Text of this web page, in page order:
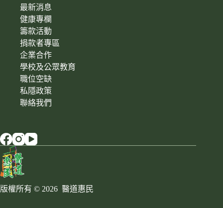
最新消息
健康專欄
籌款活動
捐款者專區
企業合作
學校及公眾教育
職位空缺
私隱政策
聯絡我們
版權所有 © 2026 醫道惠民